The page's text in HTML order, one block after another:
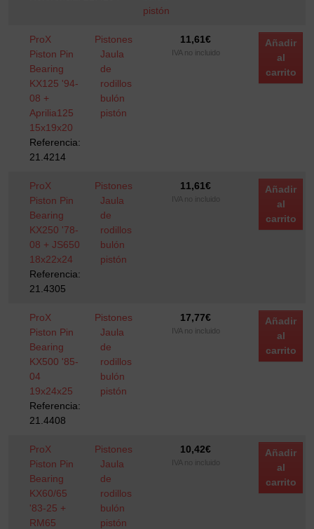
pistón
ProX
Piston Pin
Bearing
KX125 '94-
08 +
Aprilia125
15x19x20
Referencia:
21.4214
Pistones
Jaula
de
rodillos
bulón
pistón
11,61€
IVA no incluido
Añadir
al
carrito
ProX
Piston Pin
Bearing
KX250 '78-
08 + JS650
18x22x24
Referencia:
21.4305
Pistones
Jaula
de
rodillos
bulón
pistón
11,61€
IVA no incluido
Añadir
al
carrito
ProX
Piston Pin
Bearing
KX500 '85-
04
19x24x25
Referencia:
21.4408
Pistones
Jaula
de
rodillos
bulón
pistón
17,77€
IVA no incluido
Añadir
al
carrito
ProX
Piston Pin
Bearing
KX60/65
'83-25 +
RM65
Pistones
Jaula
de
rodillos
bulón
pistón
10,42€
IVA no incluido
Añadir
al
carrito